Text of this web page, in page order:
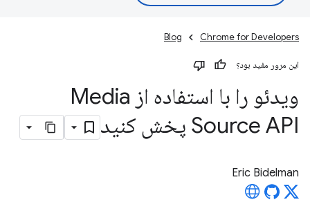
Chrome for Developers
Blog
این مرور مفید بود؟
ویدئو را با استفاده از Media
Source API پخش کنید
Eric Bidelman